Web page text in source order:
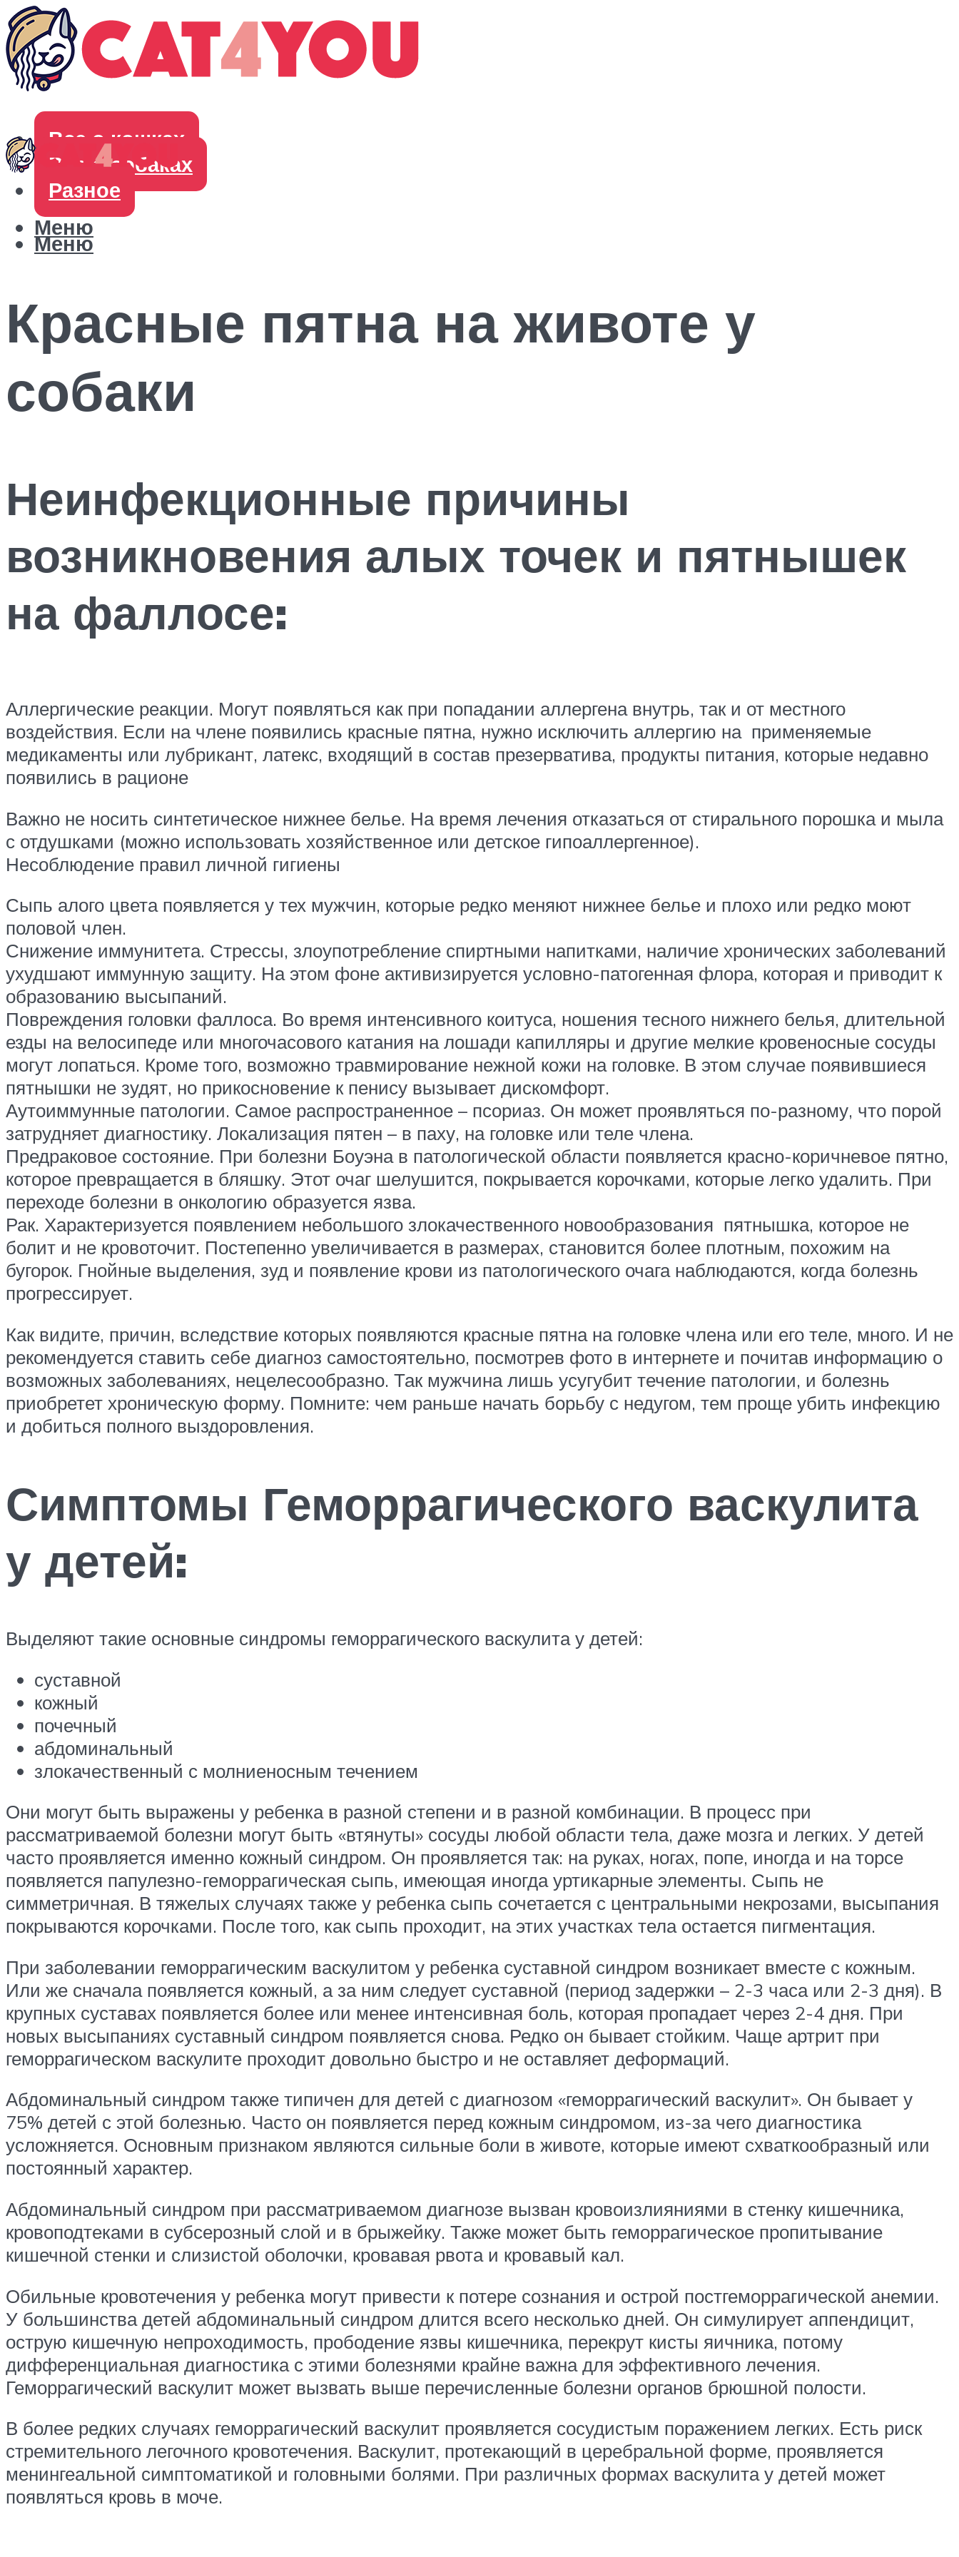
Все о кошках
Все о собаках
Разное
Меню
Меню
Красные пятна на животе у
собаки
Неинфекционные причины
возникновения алых точек и пятнышек
на фаллосе:
Аллергические реакции. Могут появляться как при попадании аллергена внутрь, так и от местного
воздействия. Если на члене появились красные пятна, нужно исключить аллергию на применяемые
медикаменты или лубрикант, латекс, входящий в состав презерватива, продукты питания, которые недавно
появились в рационе
Важно не носить синтетическое нижнее белье. На время лечения отказаться от стирального порошка и мыла
с отдушками (можно использовать хозяйственное или детское гипоаллергенное).
Несоблюдение правил личной гигиены
Сыпь алого цвета появляется у тех мужчин, которые редко меняют нижнее белье и плохо или редко моют
половой член.
Снижение иммунитета. Стрессы, злоупотребление спиртными напитками, наличие хронических заболеваний
ухудшают иммунную защиту. На этом фоне активизируется условно-патогенная флора, которая и приводит к
образованию высыпаний.
Повреждения головки фаллоса. Во время интенсивного коитуса, ношения тесного нижнего белья, длительной
езды на велосипеде или многочасового катания на лошади капилляры и другие мелкие кровеносные сосуды
могут лопаться. Кроме того, возможно травмирование нежной кожи на головке. В этом случае появившиеся
пятнышки не зудят, но прикосновение к пенису вызывает дискомфорт.
Аутоиммунные патологии. Самое распространенное – псориаз. Он может проявляться по-разному, что порой
затрудняет диагностику. Локализация пятен – в паху, на головке или теле члена.
Предраковое состояние. При болезни Боуэна в патологической области появляется красно-коричневое пятно,
которое превращается в бляшку. Этот очаг шелушится, покрывается корочками, которые легко удалить. При
переходе болезни в онкологию образуется язва.
Рак. Характеризуется появлением небольшого злокачественного новообразования пятнышка, которое не
болит и не кровоточит. Постепенно увеличивается в размерах, становится более плотным, похожим на
бугорок. Гнойные выделения, зуд и появление крови из патологического очага наблюдаются, когда болезнь
прогрессирует.
Как видите, причин, вследствие которых появляются красные пятна на головке члена или его теле, много. И не
рекомендуется ставить себе диагноз самостоятельно, посмотрев фото в интернете и почитав информацию о
возможных заболеваниях, нецелесообразно. Так мужчина лишь усугубит течение патологии, и болезнь
приобретет хроническую форму. Помните: чем раньше начать борьбу с недугом, тем проще убить инфекцию
и добиться полного выздоровления.
Симптомы Геморрагического васкулита
у детей:
Выделяют такие основные синдромы геморрагического васкулита у детей:
суставной
кожный
почечный
абдоминальный
злокачественный с молниеносным течением
Они могут быть выражены у ребенка в разной степени и в разной комбинации. В процесс при
рассматриваемой болезни могут быть «втянуты» сосуды любой области тела, даже мозга и легких. У детей
часто проявляется именно кожный синдром. Он проявляется так: на руках, ногах, попе, иногда и на торсе
появляется папулезно-геморрагическая сыпь, имеющая иногда уртикарные элементы. Сыпь не
симметричная. В тяжелых случаях также у ребенка сыпь сочетается с центральными некрозами, высыпания
покрываются корочками. После того, как сыпь проходит, на этих участках тела остается пигментация.
При заболевании геморрагическим васкулитом у ребенка суставной синдром возникает вместе с кожным.
Или же сначала появляется кожный, а за ним следует суставной (период задержки – 2-3 часа или 2-3 дня). В
крупных суставах появляется более или менее интенсивная боль, которая пропадает через 2-4 дня. При
новых высыпаниях суставный синдром появляется снова. Редко он бывает стойким. Чаще артрит при
геморрагическом васкулите проходит довольно быстро и не оставляет деформаций.
Абдоминальный синдром также типичен для детей с диагнозом «геморрагический васкулит». Он бывает у
75% детей с этой болезнью. Часто он появляется перед кожным синдромом, из-за чего диагностика
усложняется. Основным признаком являются сильные боли в животе, которые имеют схваткообразный или
постоянный характер.
Абдоминальный синдром при рассматриваемом диагнозе вызван кровоизлияниями в стенку кишечника,
кровоподтеками в субсерозный слой и в брыжейку. Также может быть геморрагическое пропитывание
кишечной стенки и слизистой оболочки, кровавая рвота и кровавый кал.
Обильные кровотечения у ребенка могут привести к потере сознания и острой постгеморрагической анемии.
У большинства детей абдоминальный синдром длится всего несколько дней. Он симулирует аппендицит,
острую кишечную непроходимость, прободение язвы кишечника, перекрут кисты яичника, потому
дифференциальная диагностика с этими болезнями крайне важна для эффективного лечения.
Геморрагический васкулит может вызвать выше перечисленные болезни органов брюшной полости.
В более редких случаях геморрагический васкулит проявляется сосудистым поражением легких. Есть риск
стремительного легочного кровотечения. Васкулит, протекающий в церебральной форме, проявляется
менингеальной симптоматикой и головными болями. При различных формах васкулита у детей может
появляться кровь в моче.